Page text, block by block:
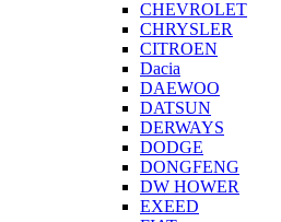
CHEVROLET
CHRYSLER
CITROEN
Dacia
DAEWOO
DATSUN
DERWAYS
DODGE
DONGFENG
DW HOWER
EXEED